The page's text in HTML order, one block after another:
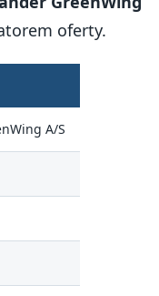
oferty.
A/S